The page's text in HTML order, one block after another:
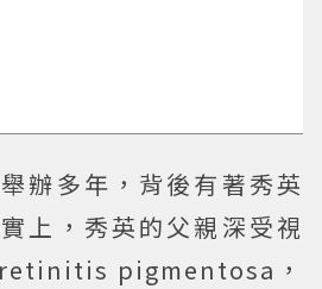
辦多年，背後有著秀英
上，秀英的父親深受視
retinitis pigmentosa，